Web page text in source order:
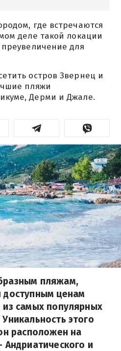
где встречаются
деле такой локации
преувеличение для
остров Звернец и
пляжи
Дерми и Джале.
пляжам,
доступным ценам
самых популярных
этого
расположен на
Андриатического и